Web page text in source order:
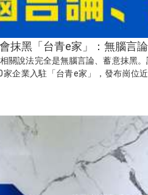
抹黑「台青e家」：無腦言
關說法完全是無腦言論、蓄意抹黑
企業入駐「台青e家」，發布崗位